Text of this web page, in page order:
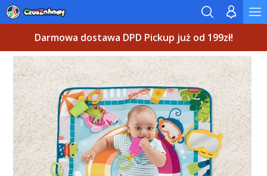
Darmowa dostawa DPD Pickup już od 199zł!